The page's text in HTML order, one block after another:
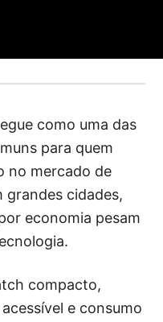
como uma das
para quem
no mercado de
grandes cidades,
economia pesam
compacto,
e consumo